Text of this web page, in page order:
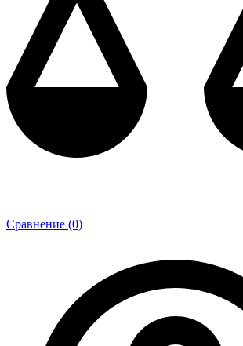
Сравнение (0)